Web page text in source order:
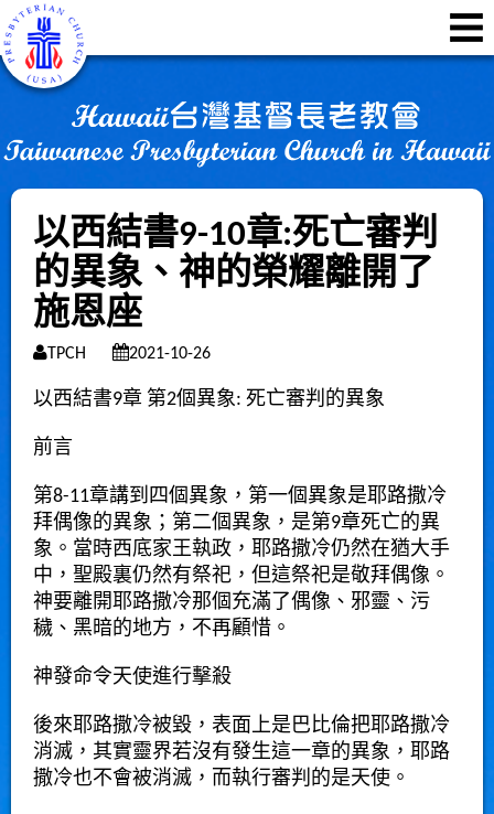
以西結書9-10章:死亡審判
的異象、神的榮耀離開了
施恩座
TPCH 2021-10-26
以西結書9章 第2個異象: 死亡審判的異象
前言
第8-11章講到四個異象，第一個異象是耶路撒冷
拜偶像的異象；第二個異象，是第9章死亡的異
象。當時西底家王執政，耶路撒冷仍然在猶大手
中，聖殿裏仍然有祭祀，但這祭祀是敬拜偶像。
神要離開耶路撒冷那個充滿了偶像、邪靈、污
穢、黑暗的地方，不再顧惜。
神發命令天使進行擊殺
後來耶路撒冷被毀，表面上是巴比倫把耶路撒冷
消滅，其實靈界若沒有發生這一章的異象，耶路
撒冷也不會被消滅，而執行審判的是天使。